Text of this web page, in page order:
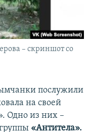
– скриншот со
послужили
на своей
Одно из них –
«Антитела».